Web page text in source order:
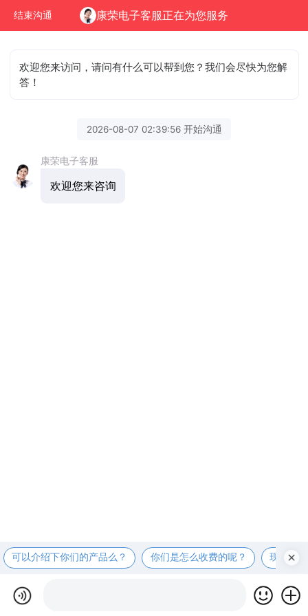
结束沟通 康荣电子客服正在为您服务
欢迎您来访问，请问有什么可以帮到您？我们会尽快为您解
答！
2026-08-07 02:39:56 开始沟通
康荣电子客服
欢迎您来咨询
可以介绍下你们的产品么？ 你们是怎么收费的呢？ 现在有